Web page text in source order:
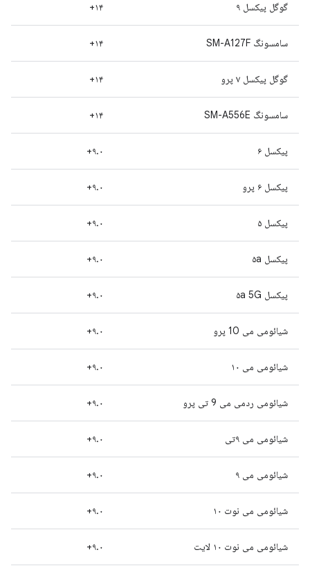
گوگل پیکسل ۹ ۱۴+
سامسونگ SM-A127F ۱۴+
گوگل پیکسل ۷ پرو ۱۴+
سامسونگ SM-A556E ۱۴+
پیکسل ۶ ۹.۰+
پیکسل ۶ پرو ۹.۰+
پیکسل ۵ ۹.۰+
پیکسل ۵a ۹.۰+
پیکسل ۵a 5G ۹.۰+
شیائومی می 10 پرو ۹.۰+
شیائومی می ۱۰ ۹.۰+
شیائومی ردمی می 9 تی پرو ۹.۰+
شیائومی می ۹تی ۹.۰+
شیائومی می ۹ ۹.۰+
شیائومی می نوت ۱۰ ۹.۰+
شیائومی می نوت ۱۰ لایت ۹.۰+